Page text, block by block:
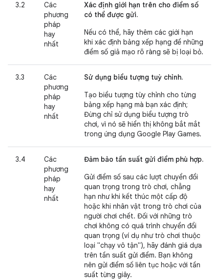
3.2
Các
phương
pháp
hay
nhất
Xác định giới hạn trên cho điểm số
có thể được gửi.
Nếu có thể, hãy thêm các giới hạn
khi xác định bảng xếp hạng để những
điểm số giả mạo rõ ràng sẽ bị loại bỏ.
3.3
Các
phương
pháp
hay
nhất
Sử dụng biểu tượng tuỳ chỉnh.
Tạo biểu tượng tùy chỉnh cho từng
bảng xếp hạng mà bạn xác định;
Đừng chỉ sử dụng biểu tượng trò
chơi, vì nó sẽ hiển thị không bắt mắt
trong ứng dụng Google Play Games.
3.4
Các
phương
pháp
hay
nhất
Đảm bảo tần suất gửi điểm phù hợp.
Gửi điểm số sau các lượt chuyển đổi
quan trọng trong trò chơi, chẳng
hạn như khi kết thúc một cấp độ
hoặc khi nhân vật trong trò chơi của
người chơi chết. Đối với những trò
chơi không có quá trình chuyển đổi
quan trọng (ví dụ như trò chơi thuộc
loại "chạy vô tận"), hãy đánh giá dựa
trên tần suất gửi điểm. Bạn không
nên gửi điểm số liên tục hoặc với tần
suất từng giây.